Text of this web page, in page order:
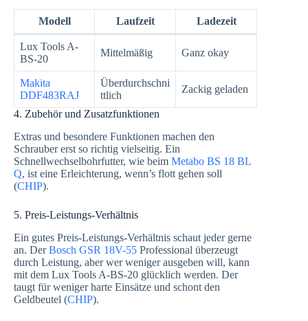
Modell Laufzeit Ladezeit
Lux Tools A-
BS-20
Mittelmäßig Ganz okay
Makita
DDF483RAJ
Überdurchschni
ttlich
Zackig geladen
4. Zubehör und Zusatzfunktionen
Extras und besondere Funktionen machen den
Schrauber erst so richtig vielseitig. Ein
Schnellwechselbohrfutter, wie beim Metabo BS 18 BL
Q, ist eine Erleichterung, wenn’s flott gehen soll
(CHIP).
5. Preis-Leistungs-Verhältnis
Ein gutes Preis-Leistungs-Verhältnis schaut jeder gerne
an. DerBosch GSR 18V-55 Professional überzeugt
durch Leistung, aber wer weniger ausgeben will, kann
mit dem Lux Tools A-BS-20 glücklich werden. Der
taugt für weniger harte Einsätze und schont den
Geldbeutel (CHIP).